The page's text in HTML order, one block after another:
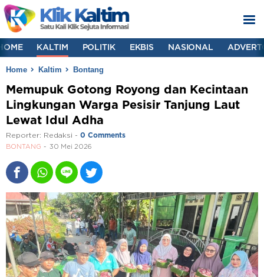
KALTIM POLITIK EKBIS NASIONAL
Home Kaltim Bontang
Memupuk Gotong Royong dan Kecintaan
Lingkungan Warga Pesisir Tanjung Laut
Lewat Idul Adha
Reporter: Redaksi - 0 Comments
BONTANG 30 Mei 2026